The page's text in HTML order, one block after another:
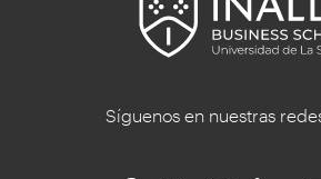
Síguenos en nuestras